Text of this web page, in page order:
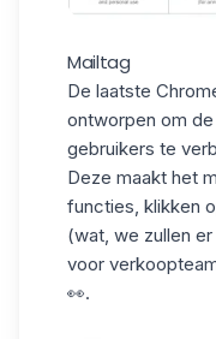
Mailtag
De laatste
ontworpen om
gebruikers te
Deze maakt het
functies, klikken
(wat, we zullen
voor
👀.